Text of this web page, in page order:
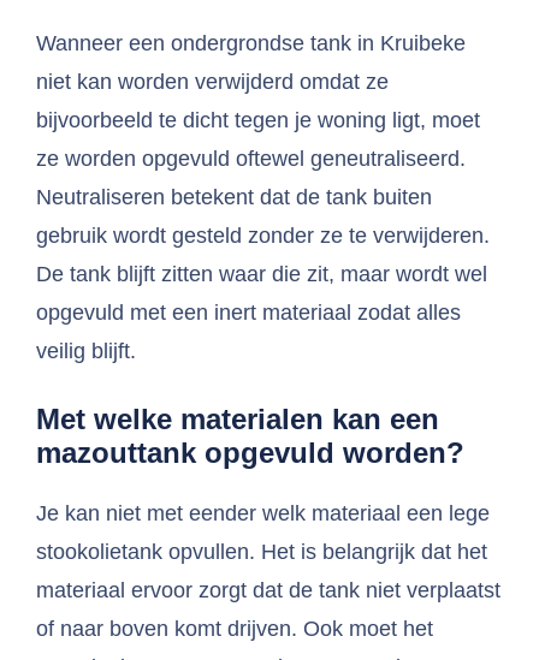
Wanneer een ondergrondse tank in Kruibeke
niet kan worden verwijderd omdat ze
bijvoorbeeld te dicht tegen je woning ligt, moet
ze worden opgevuld oftewel geneutraliseerd.
Neutraliseren betekent dat de tank buiten
gebruik wordt gesteld zonder ze te verwijderen.
De tank blijft zitten waar die zit, maar wordt wel
opgevuld met een inert materiaal zodat alles
veilig blijft.
Met welke materialen kan een
mazouttank opgevuld worden?
Je kan niet met eender welk materiaal een lege
stookolietank opvullen. Het is belangrijk dat het
materiaal ervoor zorgt dat de tank niet verplaatst
of naar boven komt drijven. Ook moet het